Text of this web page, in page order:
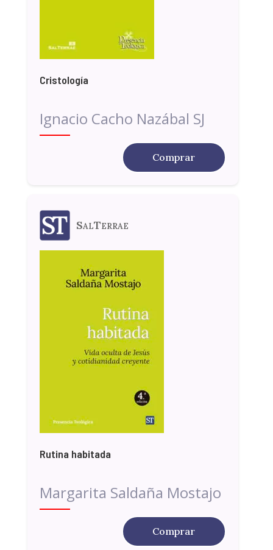
Cristología
Ignacio Cacho Nazábal SJ
Comprar
SalTerrae
Rutina habitada
Margarita Saldaña Mostajo
Comprar